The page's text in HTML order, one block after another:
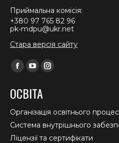
Приймальна комісія:
+380 97 765 82 96
pk-mdpu@ukr.net
Стара версія сайту
Find us on:
Facebook
opens
in
new
window
YouTube
opens
in
new
window
Instagram
in
new
window
ОСВІТА
Організація освітнього
Система внутрішнього
Ліцензії та сертифікати